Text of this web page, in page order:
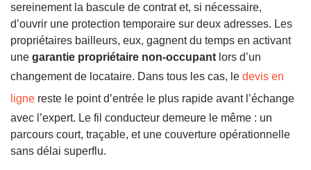
sereinement la bascule de contrat et, si nécessaire,
d’ouvrir une protection temporaire sur deux adresses. Les
propriétaires bailleurs, eux, gagnent du temps en activant
une garantie propriétaire non-occupant lors d’un
changement de locataire. Dans tous les cas, le devis en
ligne reste le point d’entrée le plus rapide avant l’échange
avec l’expert. Le fil conducteur demeure le même : un
parcours court, traçable, et une couverture opérationnelle
sans délai superflu.